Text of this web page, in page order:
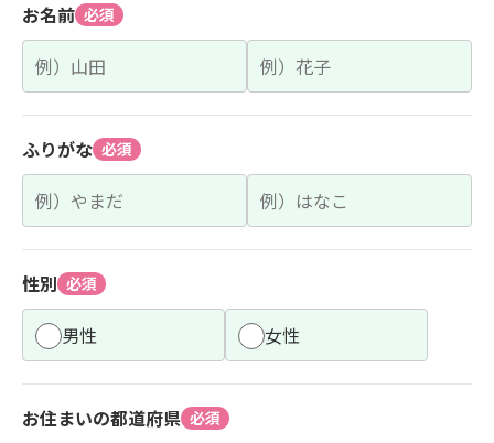
お名前 必須
ふりがな 必須
性別 必須
男性 女性
お住まいの都道府県 必須